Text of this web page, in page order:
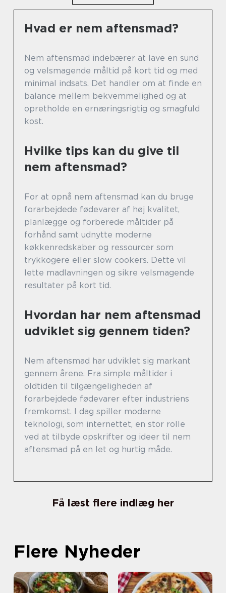
Hvad er nem aftensmad?
Nem aftensmad indebærer at lave en sund
og velsmagende måltid på kort tid og med
minimal indsats. Det handler om at finde en
balance mellem bekvemmelighed og at
opretholde en ernæringsrigtig og smagfuld
kost.
Hvilke tips kan du give til
nem aftensmad?
For at opnå nem aftensmad kan du bruge
forarbejdede fødevarer af høj kvalitet,
planlægge og forberede måltider på
forhånd samt udnytte moderne
køkkenredskaber og ressourcer som
trykkogere eller slow cookers. Dette vil
lette madlavningen og sikre velsmagende
resultater på kort tid.
Hvordan har nem aftensmad
udviklet sig gennem tiden?
Nem aftensmad har udviklet sig markant
gennem årene. Fra simple måltider i
oldtiden til tilgængeligheden af
forarbejdede fødevarer efter industriens
fremkomst. I dag spiller moderne
teknologi, som internettet, en stor rolle
ved at tilbyde opskrifter og ideer til nem
aftensmad på en let og hurtig måde.
Få læst flere indlæg her
Flere Nyheder